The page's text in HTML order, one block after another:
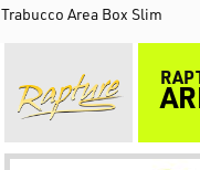
Trabucco Area Box Slim